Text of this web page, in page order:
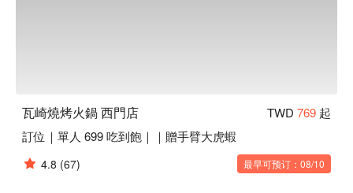
瓦崎燒烤火鍋 西門店 TWD 769 起
訂位｜單人 699 吃到飽｜｜贈手臂大虎蝦
4.8 (67) 最早可预订：08/10